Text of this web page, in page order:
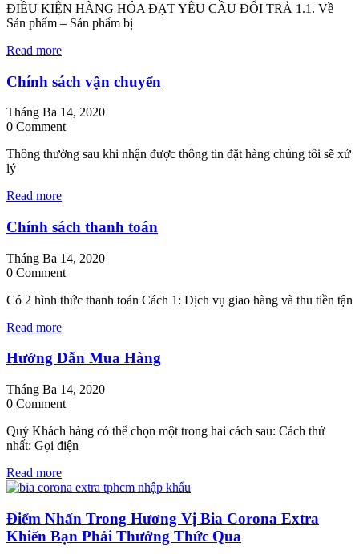
ĐIỀU KIỆN HÀNG HÓA ĐẠT YÊU CẦU ĐỔI TRẢ 1.1. Về
Sản phẩm – Sản phẩm bị
Read more
Chính sách vận chuyển
Tháng Ba 14, 2020
0 Comment
Thông thường sau khi nhận được thông tin đặt hàng chúng tôi sẽ xử
lý
Read more
Chính sách thanh toán
Tháng Ba 14, 2020
0 Comment
Có 2 hình thức thanh toán Cách 1: Dịch vụ giao hàng và thu tiền tận
Read more
Hướng Dẫn Mua Hàng
Tháng Ba 14, 2020
0 Comment
Quý Khách hàng có thể chọn một trong hai cách sau: Cách thứ
nhất: Gọi điện
Read more
Điểm Nhấn Trong Hương Vị Bia Corona Extra
Khiến Bạn Phải Thưởng Thức Qua